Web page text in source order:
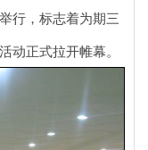
行，标志着为期三
动正式拉开帷幕。